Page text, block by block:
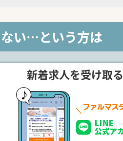
い…という方は
新着求人を受け取る